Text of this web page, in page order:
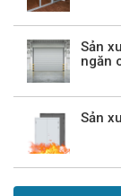
Sản
ngăn
Sản